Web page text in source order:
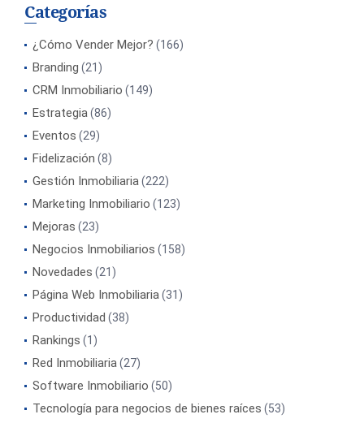
Categorías
¿Cómo Vender Mejor? (166)
Branding (21)
CRM Inmobiliario (149)
Estrategia(86)
Eventos (29)
Fidelización (8)
Gestión Inmobiliaria(222)
Marketing Inmobiliario (123)
Mejoras (23)
Negocios Inmobiliarios (158)
Novedades (21)
Página Web Inmobiliaria(31)
Productividad (38)
Rankings (1)
Red Inmobiliaria(27)
Software Inmobiliario (50)
Tecnología para negocios de bienes raíces (53)